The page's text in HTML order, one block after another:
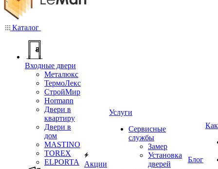
Каталог
Входные двери
Металюкс
ТермоЛекс
СтройМир
Hormann
Двери в
квартиру
Двери в
дом
MASTINO
TOREX
ELPORTA
Акции
Услуги
Сервисные
службы
Замер
Установка
дверей
Блог